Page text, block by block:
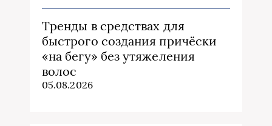
Тренды в средствах для
быстрого создания причёски
«на бегу» без утяжеления
волос
05.08.2026